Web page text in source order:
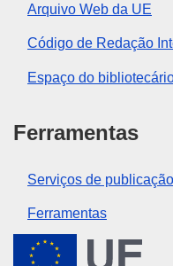
Arquivo Web da UE
Código de Redação
Espaço do
Ferramentas
Serviços de
Ferramentas
União